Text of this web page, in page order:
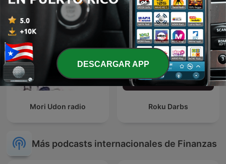
Mori Udon radio Roku Darbs
Más podcasts internacionales de Finanzas
DESCARGAR APP